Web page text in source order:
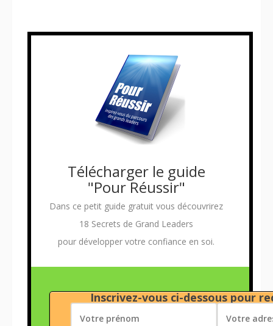
Télécharger le guide
"Pour Réussir"
Dans ce petit guide gratuit vous découvrirez
18 Secrets de Grand Leaders
pour développer votre confiance en soi.
Inscrivez-vous ci-dessous pour